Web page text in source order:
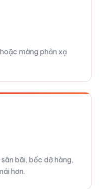
màng phản xạ
bãi, bốc dỡ hàng,
hơn.